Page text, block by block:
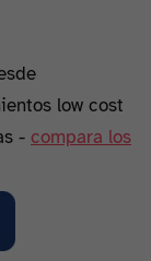
low cost
- compara los